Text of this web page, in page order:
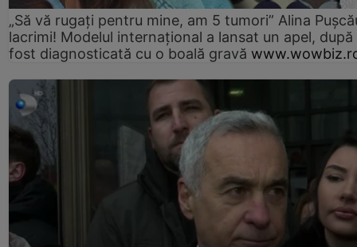
„Să vă rugați pentru mine, am 5 tumori” Alina
lacrimi! Modelul internațional a lansat un apel, după
fost diagnosticată cu o boală gravă